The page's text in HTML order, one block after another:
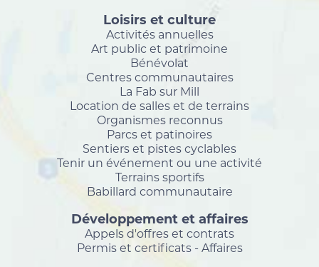
Loisirs et culture
Activités annuelles
Art public et patrimoine
Bénévolat
Centres communautaires
La Fab sur Mill
Location de salles et de terrains
Organismes reconnus
Parcs et patinoires
Sentiers et pistes cyclables
Tenir un événement ou une activité
Terrains sportifs
Babillard communautaire
Développement et affaires
Appels d'offres et contrats
Permis et certificats - Affaires